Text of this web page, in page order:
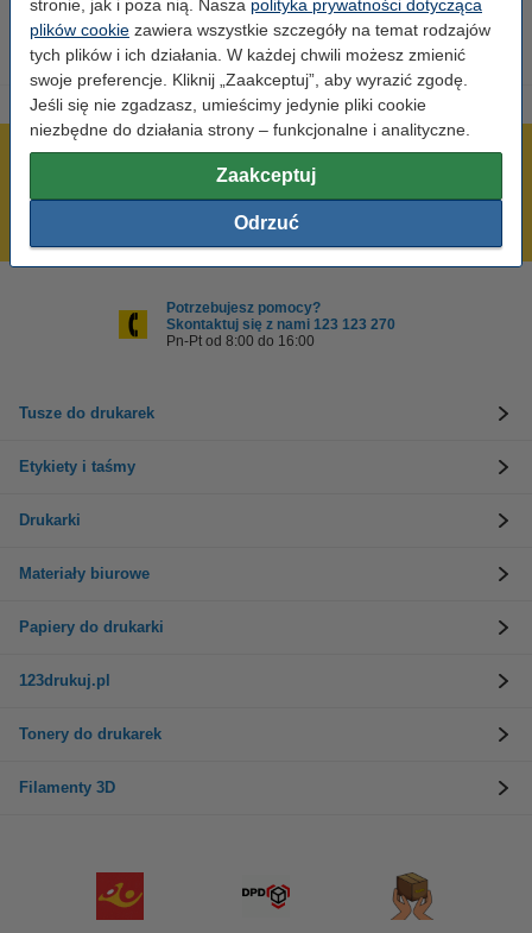
stronie, jak i poza nią. Nasza polityka prywatności dotycząca
plików cookie zawiera wszystkie szczegóły na temat rodzajów
tych plików i ich działania. W każdej chwili możesz zmienić
swoje preferencje. Kliknij „Zaakceptuj”, aby wyrazić zgodę.
Jeśli się nie zgadzasz, umieścimy jedynie pliki cookie
niezbędne do działania strony – funkcjonalne i analityczne.
Zaakceptuj
Odrzuć
600 tysięcy zadowolonych klientów
Potrzebujesz pomocy?
Skontaktuj się z nami 123 123 270
Pn-Pt od 8:00 do 16:00
Tusze do drukarek
Etykiety i taśmy
Drukarki
Materiały biurowe
Papiery do drukarki
123drukuj.pl
Tonery do drukarek
Filamenty 3D